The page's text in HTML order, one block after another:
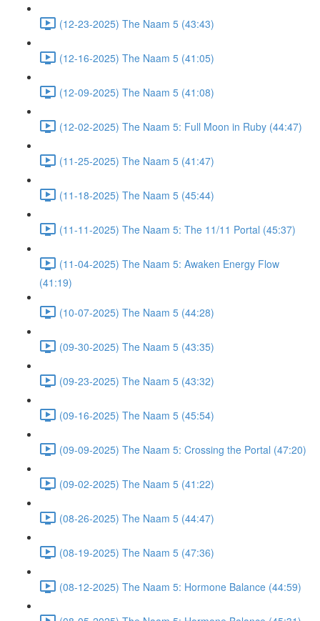
(12-23-2025) The Naam 5 (43:43)
(12-16-2025) The Naam 5 (41:05)
(12-09-2025) The Naam 5 (41:08)
(12-02-2025) The Naam 5: Full Moon in Ruby (44:47)
(11-25-2025) The Naam 5 (41:47)
(11-18-2025) The Naam 5 (45:44)
(11-11-2025) The Naam 5: The 11/11 Portal (45:37)
(11-04-2025) The Naam 5: Awaken Energy Flow
(41:19)
(10-07-2025) The Naam 5 (44:28)
(09-30-2025) The Naam 5 (43:35)
(09-23-2025) The Naam 5 (43:32)
(09-16-2025) The Naam 5 (45:54)
(09-09-2025) The Naam 5: Crossing the Portal (47:20)
(09-02-2025) The Naam 5 (41:22)
(08-26-2025) The Naam 5 (44:47)
(08-19-2025) The Naam 5 (47:36)
(08-12-2025) The Naam 5: Hormone Balance (44:59)